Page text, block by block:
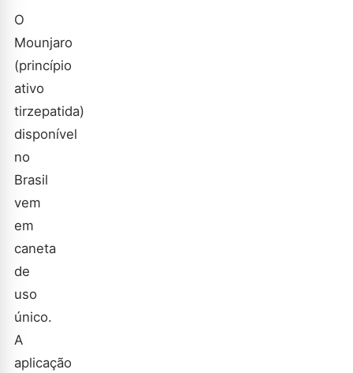
O
Mounjaro
(princípio
ativo
tirzepatida)
disponível
no
Brasil
vem
em
caneta
de
uso
único.
A
aplicação